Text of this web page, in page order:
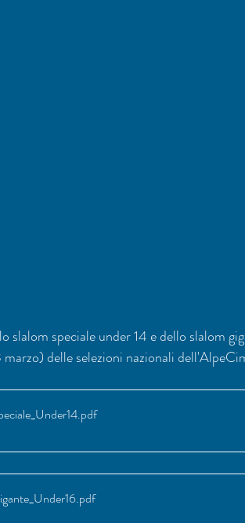
slalom speciale under 14 e dello slalom
delle selezioni nazionali
.pdf
.pdf